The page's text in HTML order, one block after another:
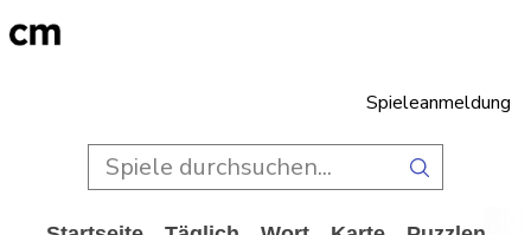
Spieleanmeldung